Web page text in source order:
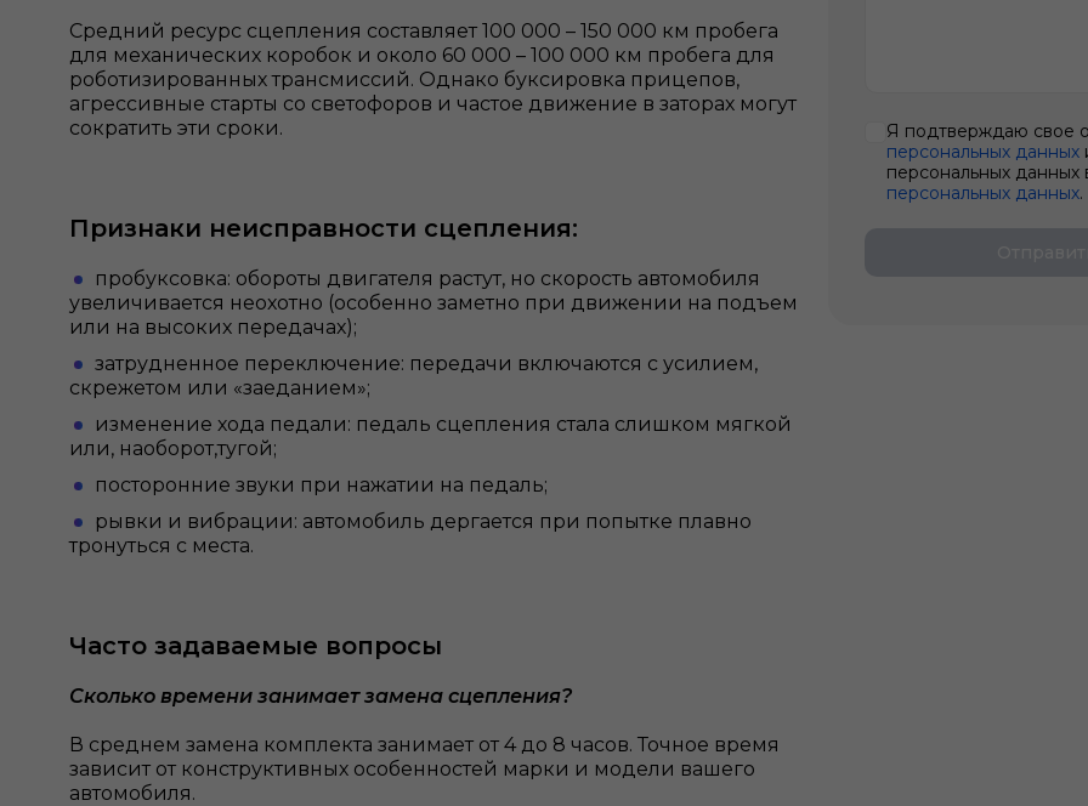
Средний ресурс сцепления составляет 100 000 – 150 000 км пробега
для механических коробок и около 60 000 – 100 000 км пробега для
роботизированных трансмиссий. Однако буксировка прицепов,
агрессивные старты со светофоров и частое движение в заторах могут
сократить эти сроки.
Признаки неисправности сцепления:
пробуксовка: обороты двигателя растут, но скорость автомобиля
увеличивается неохотно (особенно заметно при движении на подъем
или на высоких передачах);
затрудненное переключение: передачи включаются с усилием,
скрежетом или «заеданием»;
изменение хода педали: педаль сцепления стала слишком мягкой
или, наоборот,тугой;
посторонние звуки при нажатии на педаль;
рывки и вибрации: автомобиль дергается при попытке плавно
тронуться с места.
Часто задаваемые вопросы
Сколько времени занимает замена сцепления?
В среднем замена комплекта занимает от 4 до 8 часов. Точное время
зависит от конструктивных особенностей марки и модели вашего
автомобиля.
Я подтверждаю свое
персональных данных
персональных данных
персональных данных.